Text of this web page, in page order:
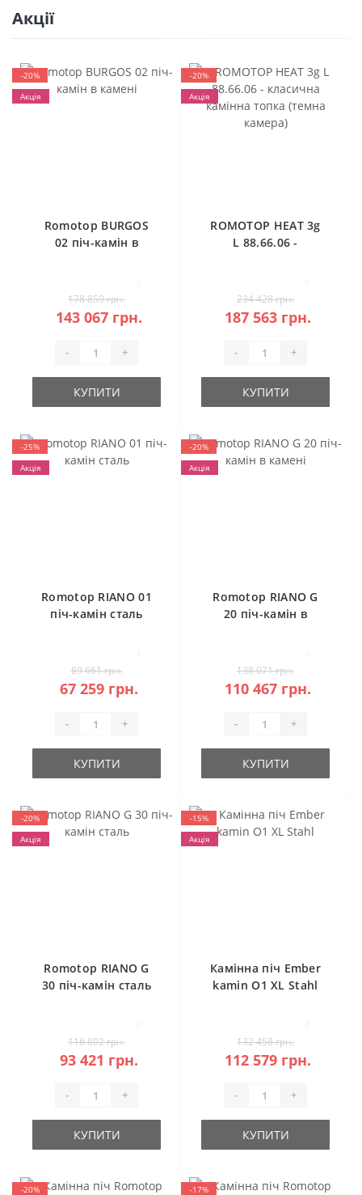
Акції
-20%
Акція
Romotop BURGOS
02 піч-камін в
178 859 грн.
143 067 грн.
- +
КУПИТИ
-20%
Акція
ROMOTOP HEAT 3g
L 88.66.06 -
камера)
234 428 грн.
187 563 грн.
- +
КУПИТИ
-25%
Акція
Romotop RIANO 01
піч-камін сталь
89 661 грн.
67 259 грн.
- +
КУПИТИ
-20%
Акція
Romotop RIANO G
20 піч-камін в
138 071 грн.
110 467 грн.
- +
КУПИТИ
-20%
Акція
Romotop RIANO G
30 піч-камін сталь
116 802 грн.
93 421 грн.
- +
КУПИТИ
-15%
Акція
Камінна піч Ember
kamin O1 XL Stahl
132 458 грн.
112 579 грн.
- +
КУПИТИ
-20%
-17%